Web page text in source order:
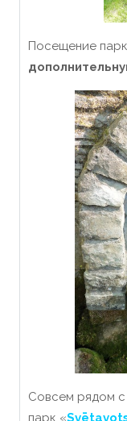
Посещение
Совсем рядом
парк «